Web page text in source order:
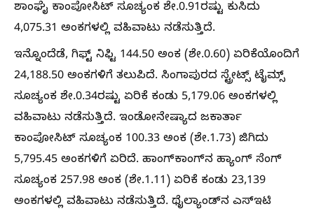
ಶಾಂಘೈ ಕಾಂಪೋಸಿಟ್ ಸೂಚ್ಯಂಕ ಶೇ.0.91ರಷ್ಟು ಕುಸಿದು
4,075.31 ಅಂಕಗಳಲ್ಲಿ ವಹಿವಾಟು ನಡೆಸುತ್ತಿದೆ.
ಇನ್ನೊಂದೆಡೆ, ಗಿಫ್ಟ್ ನಿಫ್ಟಿ 144.50 ಅಂಕ (ಶೇ.0.60) ಏರಿಕೆಯೊಂದಿಗೆ
24,188.50 ಅಂಕಗಳಿಗೆ ತಲುಪಿದೆ. ಸಿಂಗಾಪುರದ ಸ್ಟ್ರೇಟ್ಸ್ ಟೈಮ್ಸ್
ಸೂಚ್ಯಂಕ ಶೇ.0.34ರಷ್ಟು ಏರಿಕೆ ಕಂಡು 5,179.06 ಅಂಕಗಳಲ್ಲಿ
ವಹಿವಾಟು ನಡೆಸುತ್ತಿದೆ. ಇಂಡೋನೇಷ್ಯಾದ ಜಕಾರ್ತಾ
ಕಾಂಪೋಸಿಟ್ ಸೂಚ್ಯಂಕ 100.33 ಅಂಕ (ಶೇ.1.73) ಜಿಗಿದು
5,795.45 ಅಂಕಗಳಿಗೆ ಏರಿದೆ. ಹಾಂಗ್‌ಕಾಂಗ್‌ನ ಹ್ಯಾಂಗ್ ಸೆಂಗ್
ಸೂಚ್ಯಂಕ 257.98 ಅಂಕ (ಶೇ.1.11) ಏರಿಕೆ ಕಂಡು 23,139
ಅಂಕಗಳಲ್ಲಿ ವಹಿವಾಟು ನಡೆಸುತ್ತಿದೆ. ಥೈಲ್ಯಾಂಡ್‌ನ ಎಸ್‌ಇಟಿ